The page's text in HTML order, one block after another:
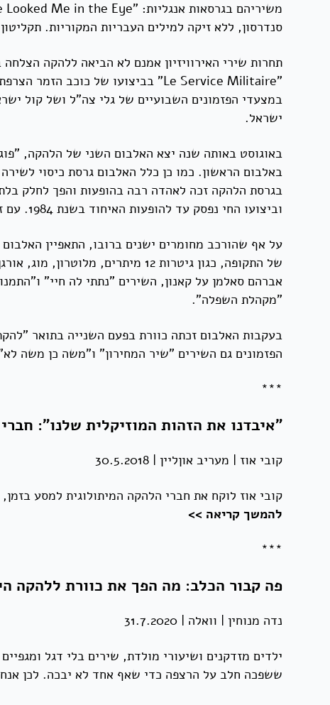
סנדרסון, ללא זיקה למילים העבריות המקוריות.
תחרות שירי האירוויזיון אמנם לא הביאה ללהקה
במצעדי הפזמונים השבועיים של גלי צה"ל ושל קול
ישראל.
באוגוסט באותה שנה יצא האלבום השני של הלהקה,
באלבום הראשון. כמו כן כלל האלבום גרסת כיסוי
וביצועו החי נפסק עד להופעות האיחוד בשנת 1984. עם זאת, במצעדי הפזמונים זכה השיר להצלחה רבה יותר ודורג במקום התשיעי במצעד השנתי תשל"ד של קול ישראל.
על אף שהורכב מחומרים ישנים ברובו, התאפיין
של התקופה, כגון גיטרות 12
אברהם סאלמן על קאנון, השירים "נתתי לה חיי"
"מקהלת השפלה".
בעקבות האלבום זכתה כוורת בפעם השנייה בתואר
הפזמונים גם השירים "שיר המחירון" ו"משה כן משה
***
"איבדנו את הזהות המוזיקלית שלנו":
קובי אוז | מעריב אוןליין | 30.5.2018
קובי אוז לוקח את חברי הלהקה המיתולוגית למסע
להמשך קריאה >>
***
פה קבור הכלב: מה הפך את כוורת ללהקה
נדה מנוחין | וואלה | 31.7.2020
ילדים מזדקנים ושיעורי מולדת, שירים בלי דגל
ששפכה חלב על הרצפה כדי שאף אחד לא יבכה. לכן